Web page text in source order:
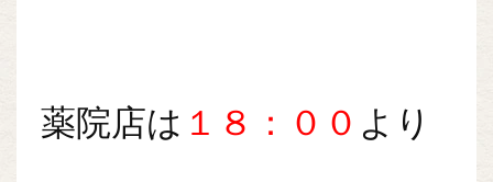
薬院店は １８：００ より